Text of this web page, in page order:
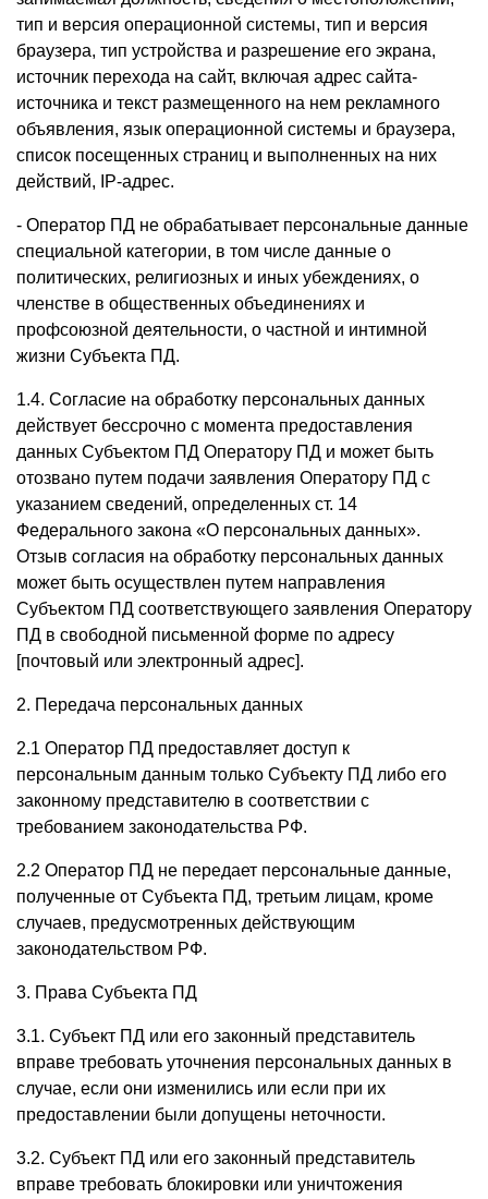
тип и версия операционной системы, тип и версия
браузера, тип устройства и разрешение его экрана,
источник перехода на сайт, включая адрес сайта-
источника и текст размещенного на нем рекламного
объявления, язык операционной системы и браузера,
список посещенных страниц и выполненных на них
действий, IP-адрес.
- Оператор ПД не обрабатывает персональные данные
специальной категории, в том числе данные о
политических, религиозных и иных убеждениях, о
членстве в общественных объединениях и
профсоюзной деятельности, о частной и интимной
жизни Субъекта ПД.
1.4. Согласие на обработку персональных данных
действует бессрочно с момента предоставления
данных Субъектом ПД Оператору ПД и может быть
отозвано путем подачи заявления Оператору ПД с
указанием сведений, определенных ст. 14
Федерального закона «О персональных данных».
Отзыв согласия на обработку персональных данных
может быть осуществлен путем направления
Субъектом ПД соответствующего заявления Оператору
ПД в свободной письменной форме по адресу
[почтовый или электронный адрес].
2. Передача персональных данных
2.1 Оператор ПД предоставляет доступ к
персональным данным только Субъекту ПД либо его
законному представителю в соответствии с
требованием законодательства РФ.
2.2 Оператор ПД не передает персональные данные,
полученные от Субъекта ПД, третьим лицам, кроме
случаев, предусмотренных действующим
законодательством РФ.
3. Права Субъекта ПД
3.1. Субъект ПД или его законный представитель
вправе требовать уточнения персональных данных в
случае, если они изменились или если при их
предоставлении были допущены неточности.
3.2. Субъект ПД или его законный представитель
вправе требовать блокировки или уничтожения